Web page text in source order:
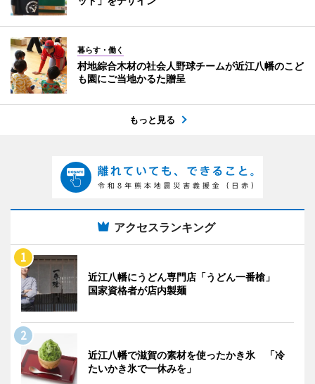
暮らす・働く
村地綜合木材の社会人野球チームが近江八幡のこど
も園にご当地かるた贈呈
もっと見る
アクセスランキング
近江八幡にうどん専門店「うどん一番槍」
国家資格者が店内製麺
近江八幡で滋賀の素材を使ったかき氷 「冷
たいかき氷で一休みを」